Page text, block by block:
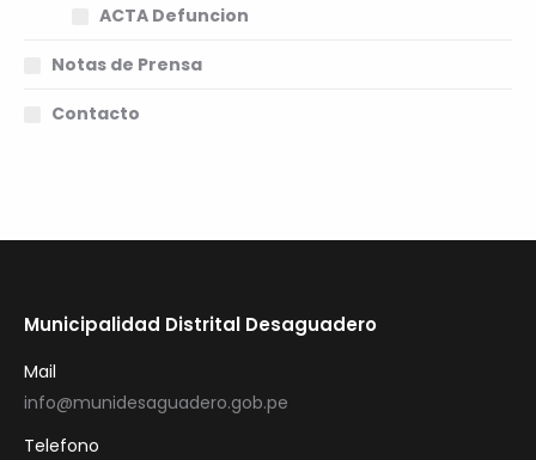
ACTA Defuncion
Notas de Prensa
Contacto
Municipalidad Distrital Desaguadero
Mail
info@munidesaguadero.gob.pe
Telefono